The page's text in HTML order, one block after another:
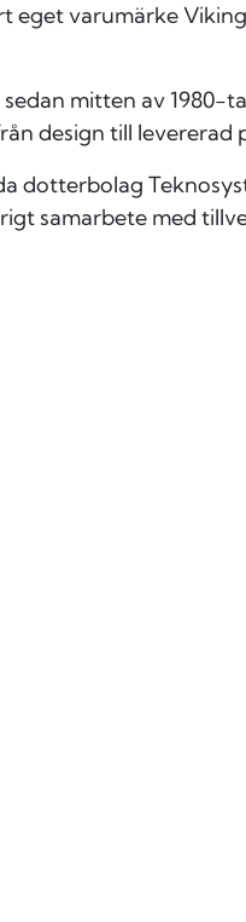
eget varumärke
mitten av 1980-
design till levererad
dotterbolag
samarbete med